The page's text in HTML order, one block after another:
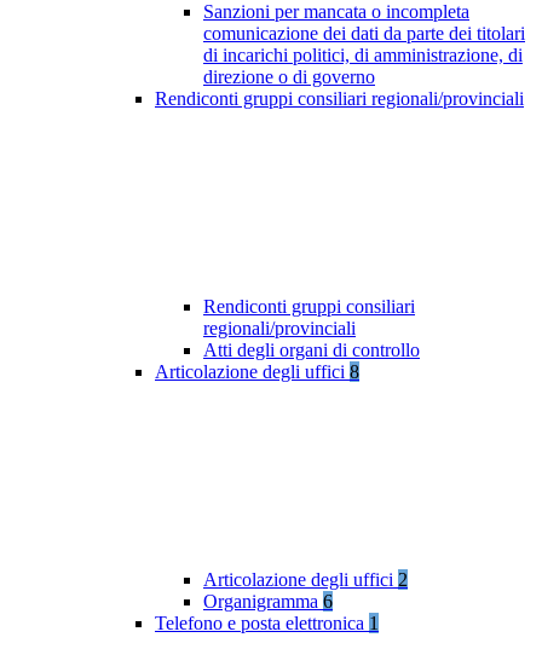
Sanzioni per mancata o incompleta
comunicazione dei dati da parte dei titolari
di incarichi politici, di amministrazione, di
direzione o di governo
Rendiconti gruppi consiliari regionali/provinciali
Rendiconti gruppi consiliari
regionali/provinciali
Atti degli organi di controllo
Articolazione degli uffici 8
Articolazione degli uffici 2
Organigramma 6
Telefono e posta elettronica 1